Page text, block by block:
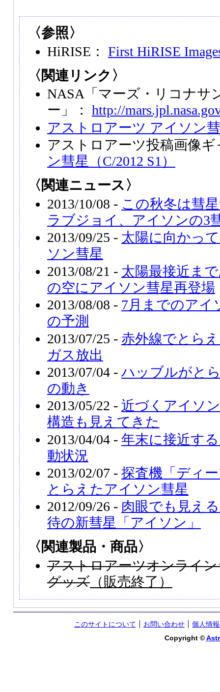
〈参照〉
HiRISE： First HiRISE
〈関連リンク〉
NASA「マーズ・リコナサ
ー」： http://
アストロアーツ アイソン
アストロアーツ投稿画像
ン彗星（C/2012 S1）
〈関連ニュース〉
2013/10/08 - この秋冬は彗
ラブジョイ、アイソンの3
2013/09/25 - 太陽に向かっ
ソン彗星
2013/08/21 - 太陽最接近ま
の空にアイソン彗星再登場
2013/08/08 - 7月までのアイ
の予測
2013/07/25 - 赤外線でとら
ガス放出
2013/07/04 - ハッブルがと
の動き
2013/05/22 - 近づくアイソ
構造も見えてきた
2013/04/04 - 年末に接近す
動状況
2013/02/07 - 探査機「ディ
とらえたアイソン彗星
2012/09/26 - 肉眼でも見え
待の新彗星「アイソン」
〈関連製品・商品〉
アストロアーツオンライ
グッズ （販売終了）
このサイトについて お問い合わせ
個人情
Copyright ©